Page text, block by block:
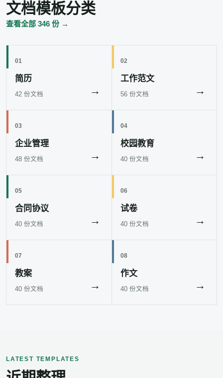
文档模板分类
查看全部 346 份 →
01
简历
42 份文档 →
02
工作范文
56 份文档 →
03
企业管理
48 份文档 →
04
校园教育
40 份文档 →
05
合同协议
40 份文档 →
06
试卷
40 份文档 →
07
教案
40 份文档 →
08
作文
40 份文档 →
LATEST TEMPLATES